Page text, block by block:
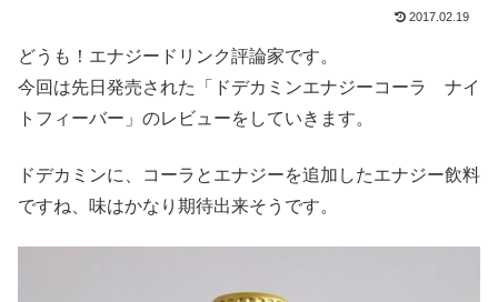
2017.02.19
どうも！エナジードリンク評論家です。
今回は先日発売された「ドデカミンエナジーコーラ ナイ
トフィーバー」のレビューをしていきます。
ドデカミンに、コーラとエナジーを追加したエナジー飲料
ですね、味はかなり期待出来そうです。